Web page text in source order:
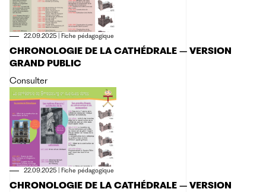
22.09.2025 Fiche pédagogique
CHRONOLOGIE DE LA CATHÉDRALE – VERSION
GRAND PUBLIC
Consulter
22.09.2025 Fiche pédagogique
CHRONOLOGIE DE LA CATHÉDRALE – VERSION